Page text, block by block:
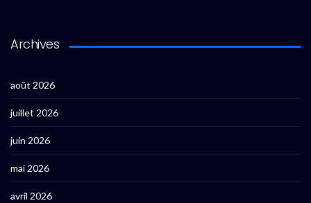
Archives
août 2026
juillet 2026
juin 2026
mai 2026
avril 2026